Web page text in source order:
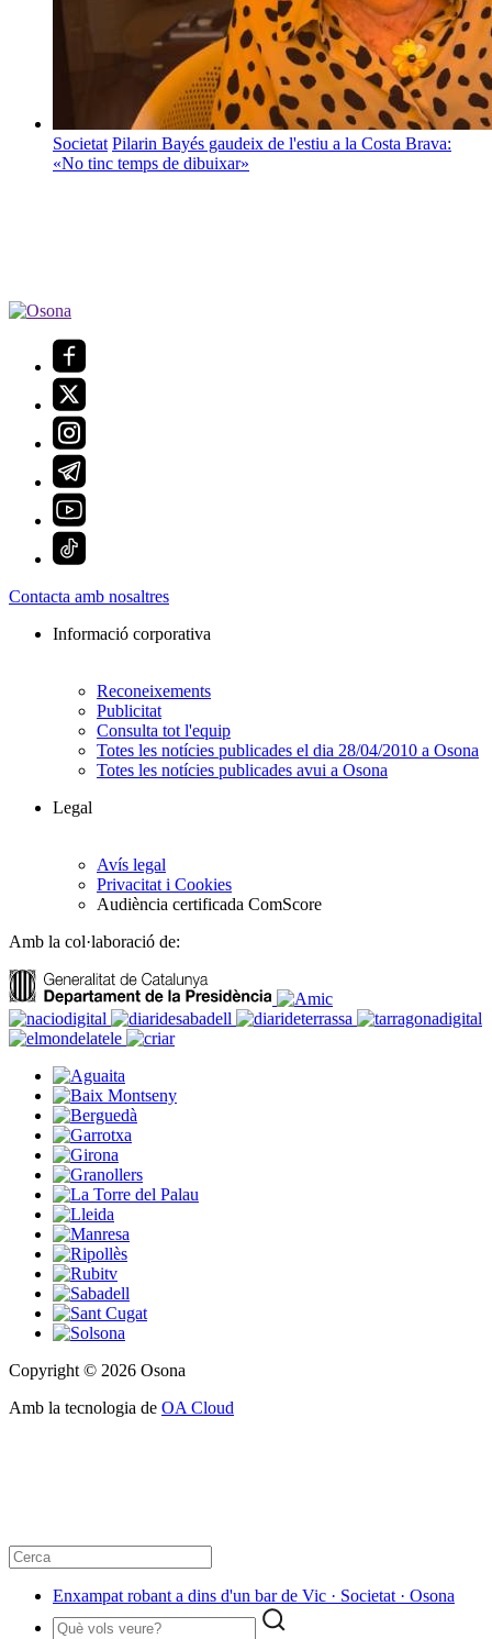
Societat Pilarin Bayés gaudeix de l'estiu a la Costa Brava:
«No tinc temps de dibuixar»
Contacta amb nosaltres
Informació corporativa
Reconeixements
Publicitat
Consulta tot l'equip
Totes les notícies publicades el dia 28/04/2010 a Osona
Totes les notícies publicades avui a Osona
Legal
Avís legal
Privacitat i Cookies
Audiència certificada ComScore
Amb la col·laboració de:
Copyright © 2026 Osona
Amb la tecnologia de OA Cloud
Enxampat robant a dins d'un bar de Vic · Societat · Osona